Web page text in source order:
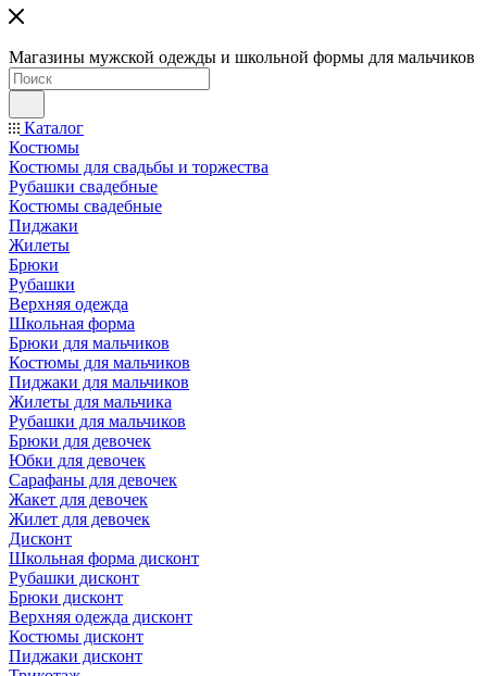
Магазины мужской одежды и школьной формы для мальчиков
Каталог
Костюмы
Костюмы для свадьбы и торжества
Рубашки свадебные
Костюмы свадебные
Пиджаки
Жилеты
Брюки
Рубашки
Верхняя одежда
Школьная форма
Брюки для мальчиков
Костюмы для мальчиков
Пиджаки для мальчиков
Жилеты для мальчика
Рубашки для мальчиков
Брюки для девочек
Юбки для девочек
Сарафаны для девочек
Жакет для девочек
Жилет для девочек
Дисконт
Школьная форма дисконт
Рубашки дисконт
Брюки дисконт
Верхняя одежда дисконт
Костюмы дисконт
Пиджаки дисконт